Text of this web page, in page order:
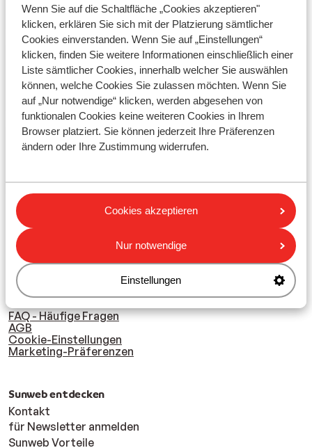
Wenn Sie auf die Schaltfläche „Cookies akzeptieren"
klicken, erklären Sie sich mit der Platzierung sämtlicher
Cookies einverstanden. Wenn Sie auf „Einstellungen“
klicken, finden Sie weitere Informationen einschließlich einer
Liste sämtlicher Cookies, innerhalb welcher Sie auswählen
können, welche Cookies Sie zulassen möchten. Wenn Sie
auf „Nur notwendige“ klicken, werden abgesehen von
funktionalen Cookies keine weiteren Cookies in Ihrem
Browser platziert. Sie können jederzeit Ihre Präferenzen
ändern oder Ihre Zustimmung widerrufen.
Cookies akzeptieren
Nur notwendige
Einstellungen
nächste Skisaison
2026/27
Frühbucherangebote für
Skiurlaub
Gewinner des Preises für
der Welt
Fragen & Kontakt
Hier finden Sie unsereFragen & Kontakt
Seite sowie
unsere Kontaktdaten.
FAQ - Häufige Fragen
AGB
Cookie-Einstellungen
Marketing-Präferenzen
Sunweb entdecken
Kontakt
für Newsletter anmelden
Sunweb Vorteile